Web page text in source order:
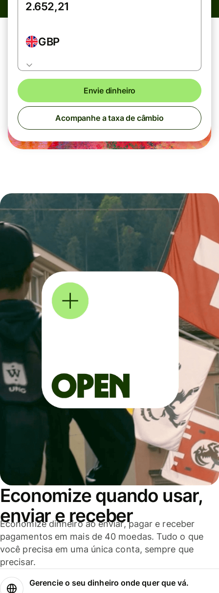
GBP
Envie dinheiro
Acompanhe a taxa de câmbio
Economize quando usar,
enviar e receber
Economize dinheiro ao enviar, pagar e receber
pagamentos em mais de 40 moedas. Tudo o que
você precisa em uma única conta, sempre que
precisar.
Gerencie o seu dinheiro onde quer que vá.